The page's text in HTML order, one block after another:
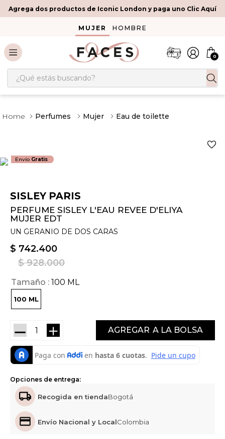
Agrega dos productos de Iconic London y paga uno Clic Aquí
MUJER HOMBRE
0
¿Qué estás buscando?
Perfumes Mujer Eau de toilette
Envío Gratis
SISLEY PARIS
PERFUME SISLEY L'EAU REVEE D'ELIYA
MUJER EDT
UN GERANIO DE DOS CARAS
$ 742.400
$ 928.000
Tamaño 100 ML
100 ML
＋
－ AGREGAR
Opciones de entrega:
Recogida en tiendaBogotá
Envío Nacional y LocalColombia